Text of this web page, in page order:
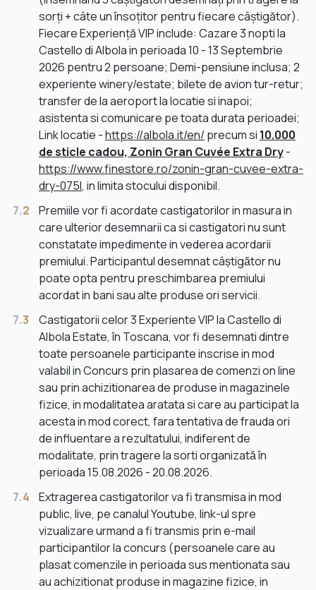
sorți + câte un însoțitor pentru fiecare câștigător).
Fiecare Experiență VIP include: Cazare 3 nopti la
Castello di Albola in perioada 10 - 13 Septembrie
2026 pentru 2 persoane; Demi-pensiune inclusa; 2
experiente winery/estate; bilete de avion tur-retur;
transfer de la aeroport la locatie si inapoi;
asistenta si comunicare pe toata durata perioadei;
Link locatie -https://albola.it/en/precum si 10.000
de sticle cadou, Zonin Gran Cuvée Extra Dry-
https://www.finestore.ro/zonin-gran-cuvee-extra-
dry-075l, in limita stocului disponibil.
7.2
Premiile vor fi acordate castigatorilor in masura in
care ulterior desemnarii ca si castigatori nu sunt
constatate impedimente in vederea acordarii
premiului. Participantul desemnat câștigător nu
poate opta pentru preschimbarea premiului
acordat in bani sau alte produse ori servicii.
7.3
Castigatorii celor 3 Experiente VIP la Castello di
Albola Estate, în Toscana, vor fi desemnati dintre
toate persoanele participante inscrise in mod
valabil in Concurs prin plasarea de comenzi on line
sau prin achizitionarea de produse in magazinele
fizice, in modalitatea aratata si care au participat la
acesta in mod corect, fara tentativa de frauda ori
de influentare a rezultatului, indiferent de
modalitate, prin tragere la sorti organizată în
perioada 15.08.2026 - 20.08.2026.
7.4
Extragerea castigatorilor va fi transmisa in mod
public, live, pe canalul Youtube, link-ul spre
vizualizare urmand a fi transmis prin e-mail
participantilor la concurs (persoanele care au
plasat comenzile in perioada sus mentionata sau
au achizitionat produse in magazine fizice, in